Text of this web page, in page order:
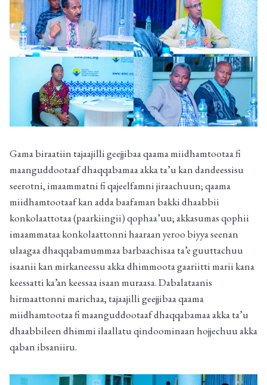
Gama biraatiin tajaajilli geejjibaa qaama miidhamtootaa fi
maanguddootaaf dhaqqabamaa akka ta’u kan dandeessisu
seerotni, imaammatni fi qajeelfamni jiraachuun; qaama
miidhamtootaaf kan adda baafaman bakki dhaabbii
konkolaattotaa (paarkiingii) qophaa’uu; akkasumas qophii
imaammataa konkolaattonni haaraan yeroo biyya seenan
ulaagaa dhaqqabamummaa barbaachisaa ta’e guuttachuu
isaanii kan mirkaneessu akka dhimmoota gaariitti marii kana
keessatti ka’an keessaa isaan muraasa. Dabalataanis
hirmaattonni marichaa, tajaajilli geejjibaa qaama
miidhamtootaa fi maanguddootaaf dhaqqabamaa akka ta’u
dhaabbileen dhimmi ilaallatu qindoominaan hojjechuu akka
qaban ibsaniiru.